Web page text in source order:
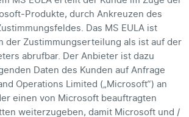
Produkte, durch Ankreuzen des
Das MS EULA ist
der Zustimmungserteilung als ist auf der
abrufbar. Der Anbieter ist dazu
Daten des Kunden auf Anfrage
Operations Limited („Microsoft“) an
einen von Microsoft beauftragten
weiterzugeben, damit Microsoft und /